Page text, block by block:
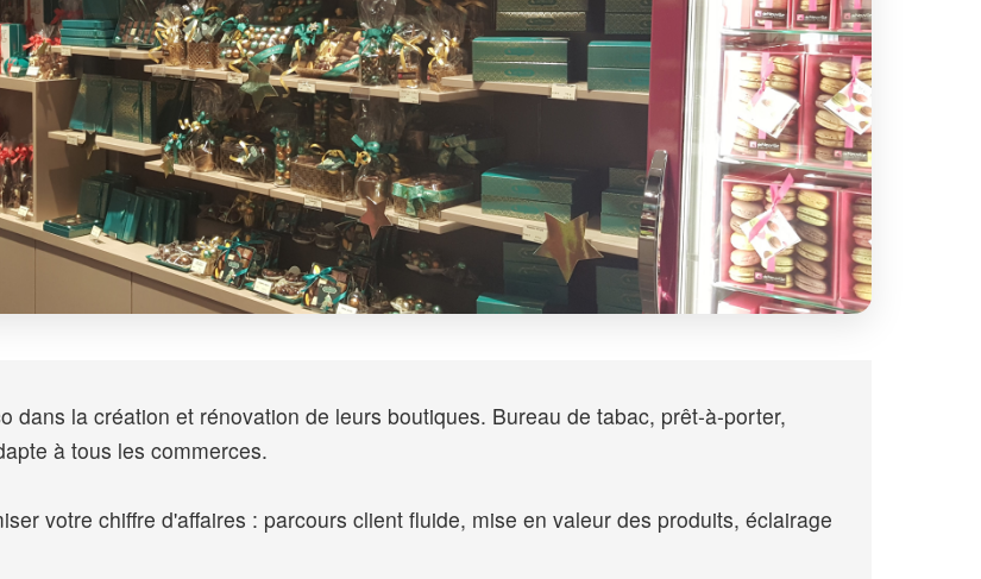
dans la création et rénovation de leurs boutiques. Bureau de tabac, prêt-à-porter,
à tous les commerces.
votre chiffre d'affaires : parcours client fluide, mise en valeur des produits, éclairage